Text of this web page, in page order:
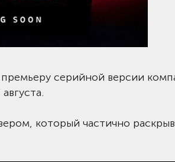
серийной версии
который частично